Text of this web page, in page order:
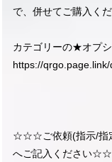
で、併せてご購入くだ
カテゴリーの★オプ
https://qrgo.page.link/
☆☆☆ご依頼(指示/指
へご記入ください